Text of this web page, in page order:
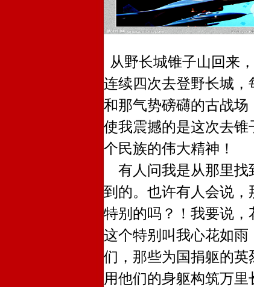
从野长城锥子山回来
连续四次去登野长城
和那气势磅礴的古战
使我震撼的是这次去
个民族的伟大精神！
有人问我是从那里找
到的。也许有人会说
特别的吗？！我要说
这个特别叫我心花如
们，那些为国捐躯的
用他们的身躯构筑万